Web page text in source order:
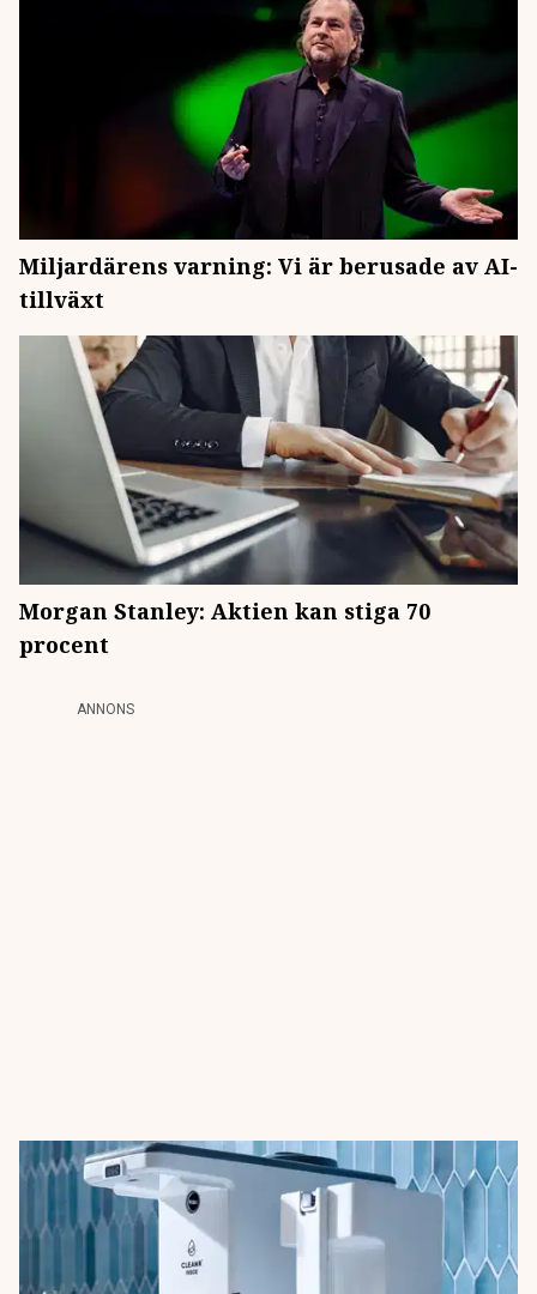
Miljardärens varning: Vi är berusade av AI-
tillväxt
Morgan Stanley: Aktien kan stiga 70
procent
ANNONS